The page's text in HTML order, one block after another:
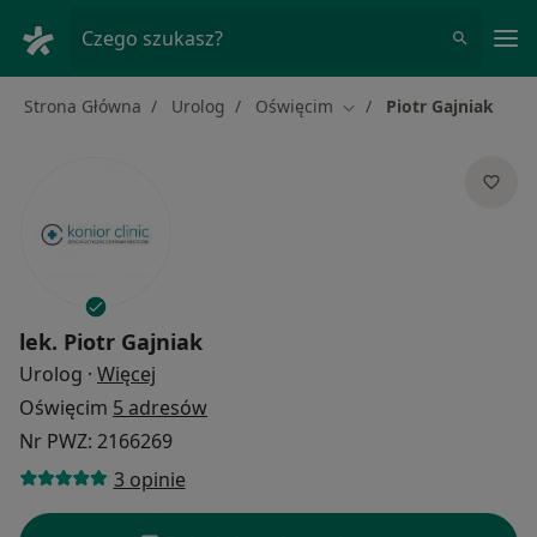
Czego szukasz?
Strona Główna Urolog Oświęcim Zmień miasto
Piotr Gajniak
lek. Piotr Gajniak
Urolog · Więcej
Oświęcim 5 adresów
Nr PWZ: 2166269
3 opinie